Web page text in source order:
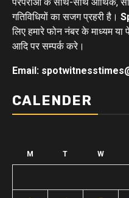
गतिविधियों का सजग प्रहरी है।
लिए हमारे फोन नंबर के माध्यम
आदि पर सम्पर्क करे।
Email:
CALENDER
M T W